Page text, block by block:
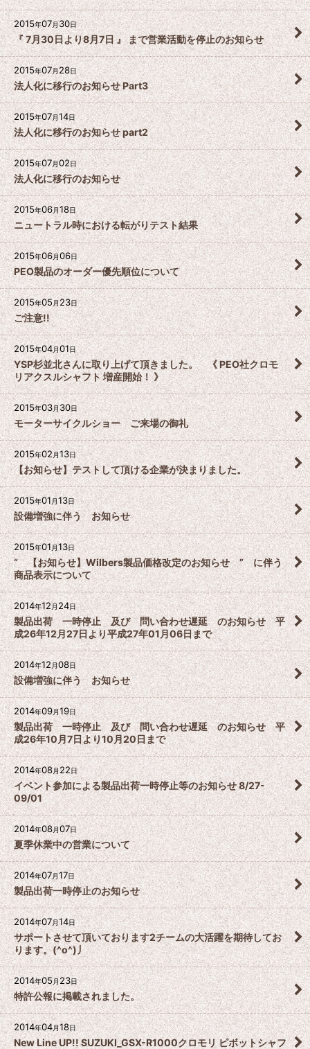
2015年07月30日
『 7月30日より8月7日 』 まで営業活動を停止のお知らせ
2015年07月28日
法人化に移行のお知らせ Part3
2015年07月14日
法人化に移行のお知らせ part2
2015年07月02日
法人化に移行のお知らせ
2015年06月18日
ニュートラル時における転がりテスト結果
2015年06月06日
PEO製品のオーダー優先順位について
2015年05月23日
ご注意!!
2015年04月01日
YSP杉並北さんに取り上げて頂きました。 《 PEO社クロモ
リアクスルシャフト 増産開始！ 》
2015年03月30日
モーターサイクルショー ご来場の御礼
2015年02月13日
【お知らせ】テストして頂ける企業が決まりました。
2015年01月13日
設備増強に伴う お知らせ
2015年01月13日
“ 【お知らせ】Wilbers製品価格改定のお知らせ ” に伴う
商品表示について
2014年12月24日
製品出荷 一時停止 及び 問い合わせ遅延 のお知らせ 平
成26年12月27日より平成27年01月06日まで
2014年12月08日
設備増強に伴う お知らせ
2014年09月19日
製品出荷 一時停止 及び 問い合わせ遅延 のお知らせ 平
成26年10月7日より10月20日まで
2014年08月22日
イベント参加による製品出荷一時停止等のお知らせ 8/27-
09/01
2014年08月07日
夏季休業中の営業について
2014年07月17日
製品出荷一時停止のお知らせ
2014年07月14日
サポートさせて頂いております2チームの大活躍を期待してお
ります。(^o^)丿
2014年05月23日
特許公報に掲載されました。
2014年04月18日
New Line UP!! SUZUKI_GSX-R1000クロモリ ピボットシャフ